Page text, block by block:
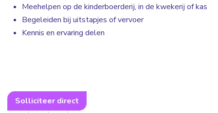
Meehelpen op de kinderboerderij, in de kwekerij of kas
Begeleiden bij uitstapjes of vervoer
Kennis en ervaring delen
Solliciteer direct